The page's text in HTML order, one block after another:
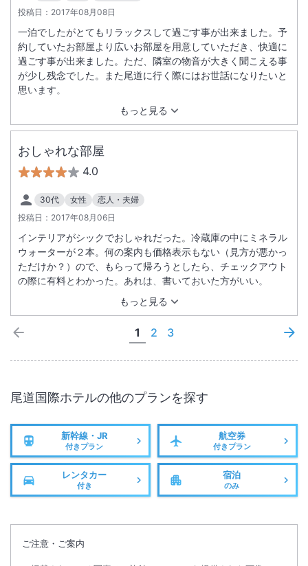
投稿日： 2017年08月08日
もっと見る
一泊でしたがとてもリラックスして過ごす事が出来ました。予
約していたお部屋より広いお部屋を用意していただき、快適に
過ごす事が出来ました。ただ、隣室の物音が大きく聞こえる事
が少し残念でした。また尾道に行く際にはお世話になりたいと
思います。
おしゃれな部屋
4.0
30代 女性
恋人・夫婦
投稿日： 2017年08月06日
もっと見る
インテリアがシックでおしゃれだった。冷蔵庫の中にミネラル
ウォーターが２本。何の案内も価格表示もない（見方が悪かっ
ただけか？）ので、もらって帰ろうとしたら、チェックアウト
の際に有料とわかった。あれは、書いておいた方がいい。
1 2 3
尾道国際ホテルの他のプランを探す
新幹線・JR
付きプラン
航空券
付きプラン
レンタカー
付き
宿泊
のみ
ご注意・ご案内